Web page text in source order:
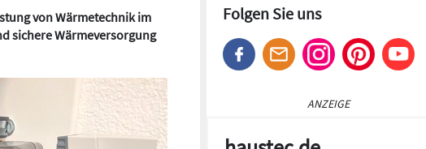
von Wärmetechnik im
sichere Wärmeversorgung
Folgen Sie uns
ANZEIGE